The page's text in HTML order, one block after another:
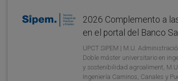
2026 Complemento a
en el portal del Banco
UPCT SIPEM | M.U.
Doble máster universitario en
y sostenibilidad agroaliment,
Ingeniería Caminos, Canales y